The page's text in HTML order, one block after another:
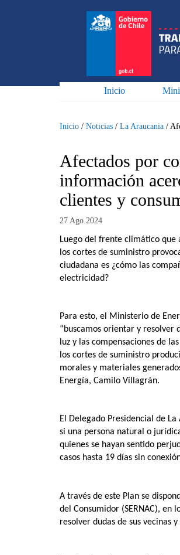
Inicio
Inicio / Noticias / La Araucania /
Afectados por
información
clientes y
27 Ago 2024
Luego del frente climático que
los cortes de suministro
ciudadana es ¿cómo las
electricidad?
Para esto, el Ministerio de
“buscamos orientar y resolver
luz y las compensaciones de
los cortes de suministro
morales y materiales
Energía, Camilo Villagrán.
El Delegado Presidencial de
si una persona natural o
quienes se hayan sentido
casos hasta 19 días sin
A través de este Plan se
del Consumidor (SERNAC),
resolver dudas de sus vecinas y